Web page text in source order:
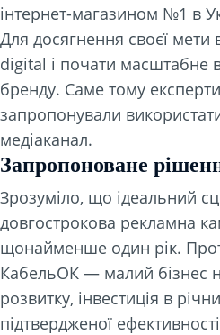
інтернет-магазином №1 в
Для досягнення своєї
digital і почати масштабне
бренду. Саме тому
запропонували
медіаканал.
Запропоноване
Зрозуміло, що ідеальний
довгострокова рекламна
щонайменше один рік.
КабельОК — малий бізнес
розвитку, інвестиція в
підтвердженої